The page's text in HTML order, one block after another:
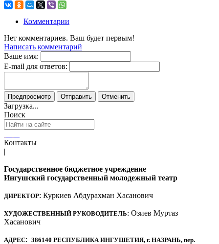
Комментарии
Нет комментариев. Ваш будет первым!
Написать комментарий
Ваше имя:
E-mail для ответов:
Загрузка...
Поиск
Контакты
|
Государственное бюджетное учреждение
Ингушский государственный молодежный театр
ДИРЕКТОР: Куркиев Абдурахман Хасанович
ХУДОЖЕСТВЕННЫЙ РУКОВОДИТЕЛЬ: Озиев Муртаз
Хасанович
АДРЕС: 386140 РЕСПУБЛИКА ИНГУШЕТИЯ, г. НАЗРАНЬ, пер.